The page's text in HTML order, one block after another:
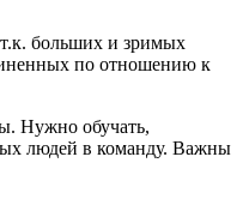
больших и зримых
по отношению к
Нужно обучать,
людей в команду. Важны